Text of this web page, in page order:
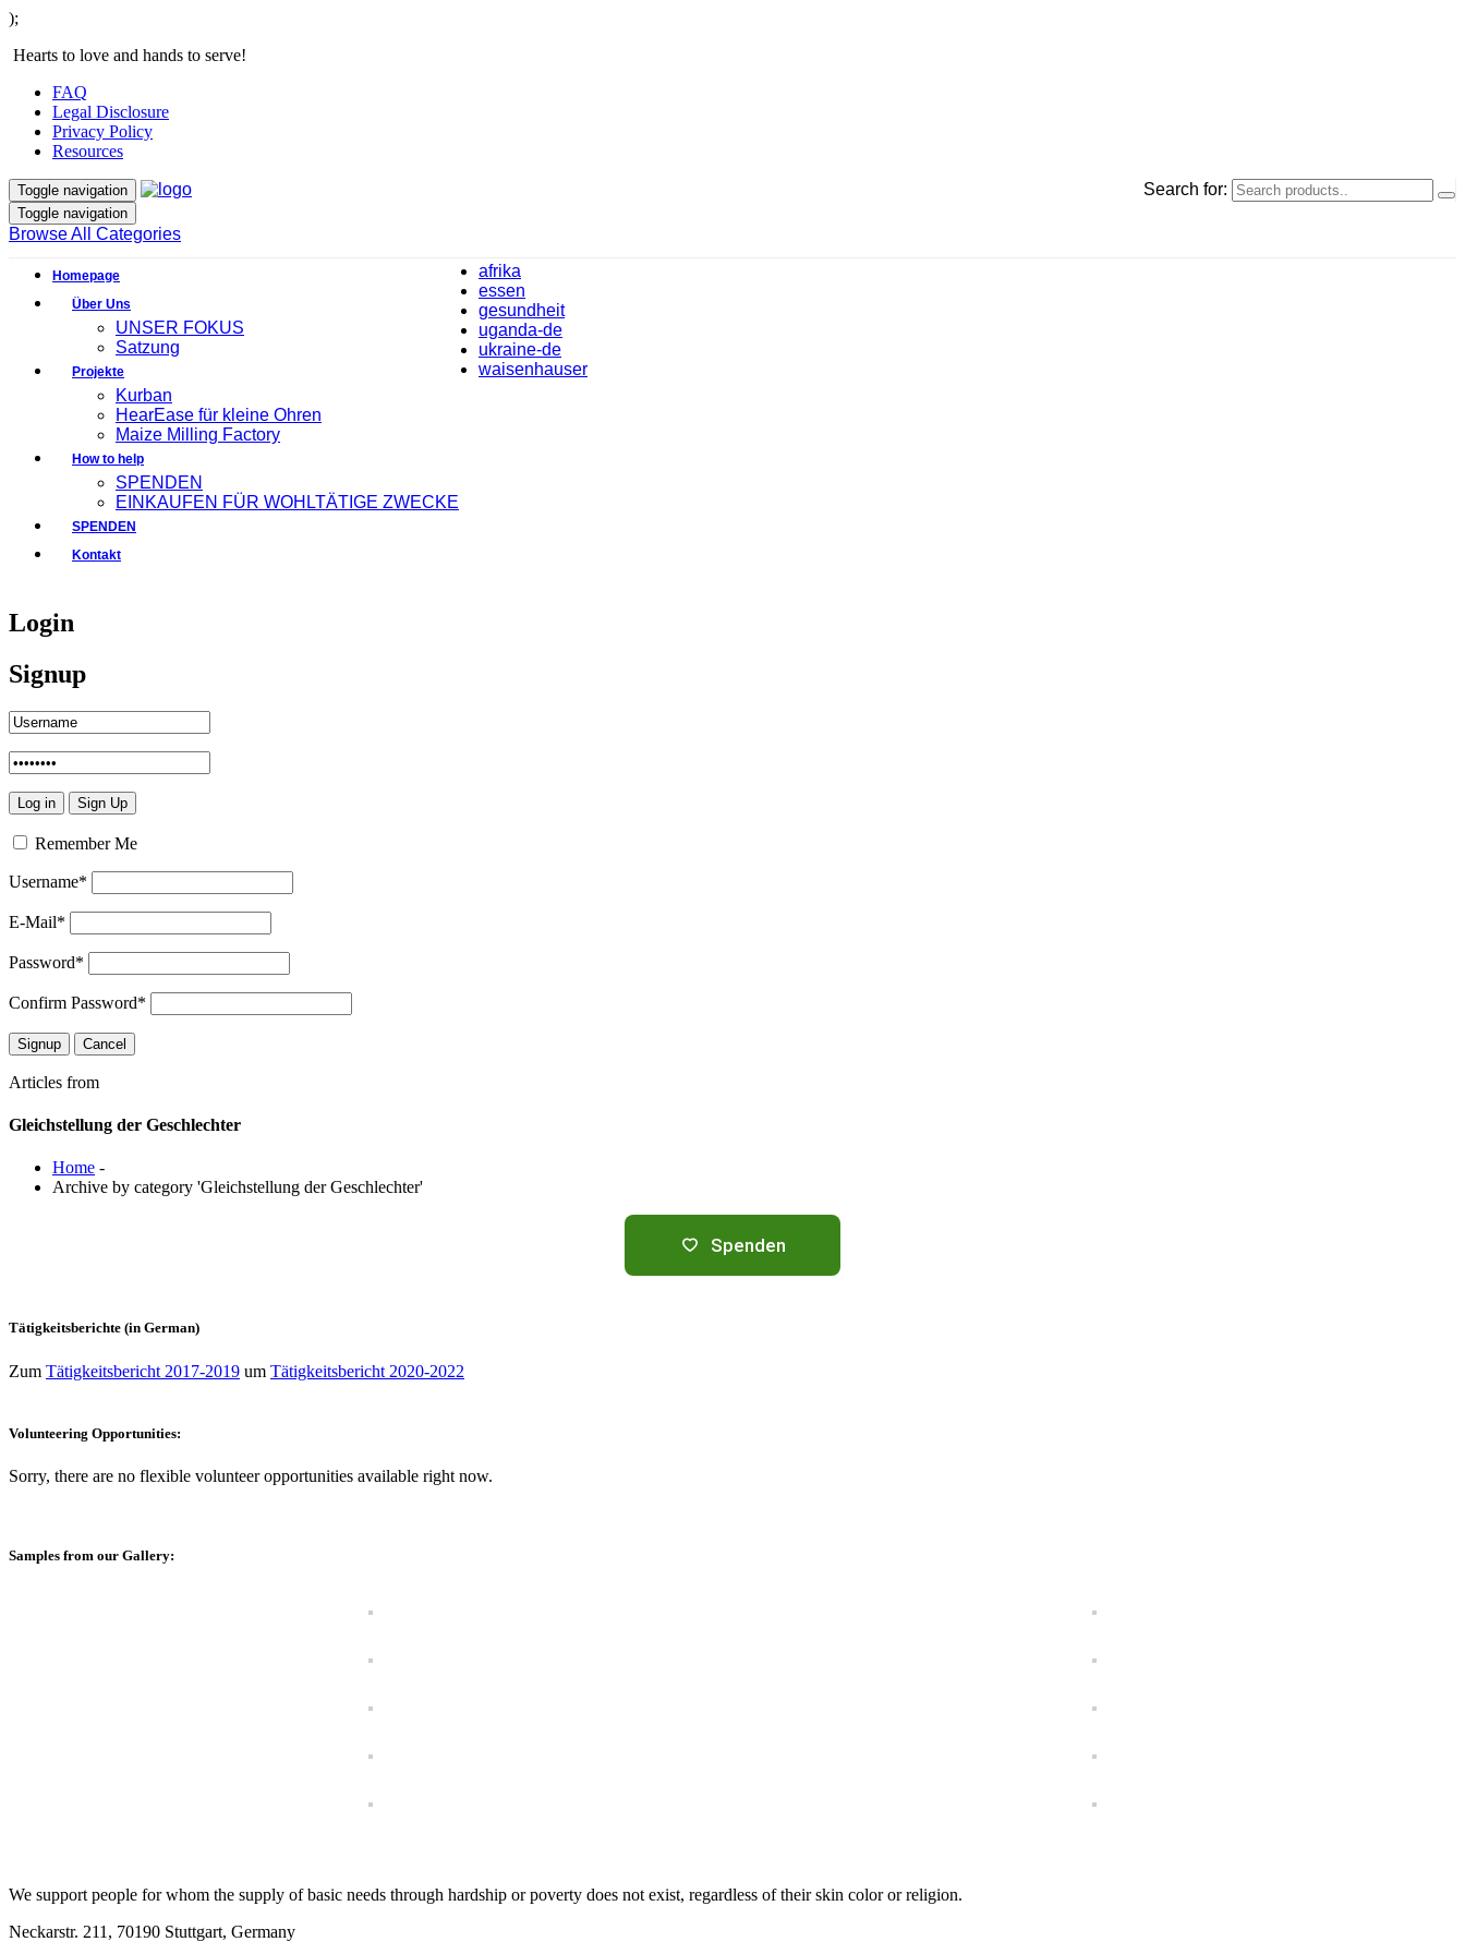
);
Hearts to love and hands to serve!
FAQ
Legal Disclosure
Privacy Policy
Resources
Toggle navigation Search for:
Toggle navigation
Browse All Categories
Homepage
Über Uns
UNSER FOKUS
Satzung
Projekte
Kurban
HearEase für kleine Ohren
Maize Milling Factory
How to help
SPENDEN
EINKAUFEN FÜR WOHLTÄTIGE ZWECKE
SPENDEN
Kontakt
afrika
essen
gesundheit
uganda-de
ukraine-de
waisenhauser
Login
Signup
Remember Me
Username*
E-Mail*
Password*
Confirm Password*
Articles from
Gleichstellung der Geschlechter
Home -
Archive by category 'Gleichstellung der Geschlechter'
Spenden
Tätigkeitsberichte (in German)
Zum Tätigkeitsbericht 2017-2019 um Tätigkeitsbericht 2020-2022
Volunteering Opportunities:
Sorry, there are no flexible volunteer opportunities available right now.
Samples from our Gallery:
We support people for whom the supply of basic needs through hardship or poverty does not exist, regardless of their skin color or religion.
Neckarstr. 211, 70190 Stuttgart, Germany